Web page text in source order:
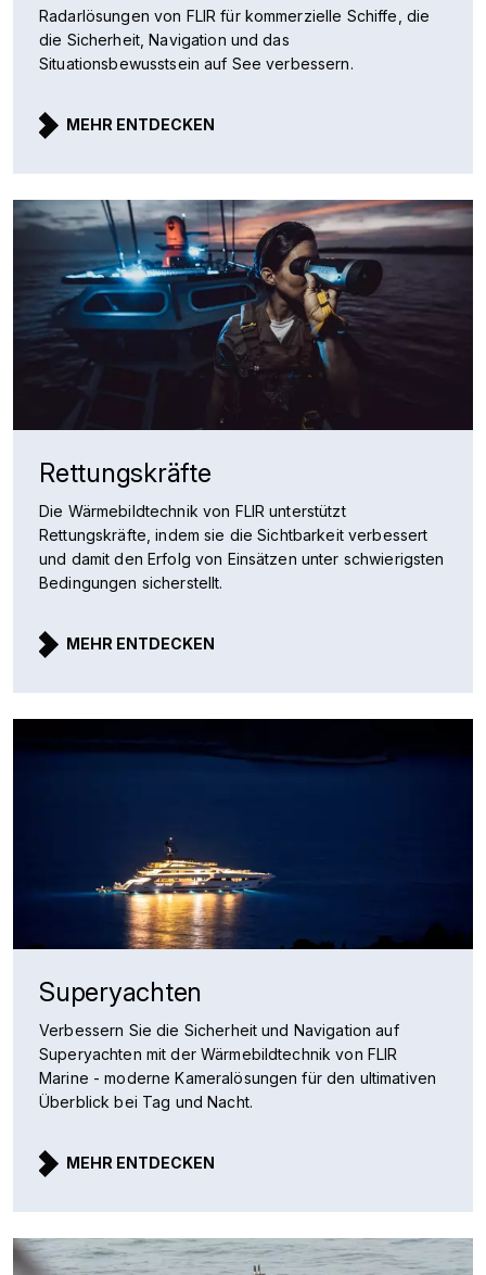
Radarlösungen von FLIR für kommerzielle Schiffe, die
die Sicherheit, Navigation und das
Situationsbewusstsein auf See verbessern.
MEHR ENTDECKEN
Rettungskräfte
Die Wärmebildtechnik von FLIR unterstützt
Rettungskräfte, indem sie die Sichtbarkeit verbessert
und damit den Erfolg von Einsätzen unter schwierigsten
Bedingungen sicherstellt.
MEHR ENTDECKEN
Superyachten
Verbessern Sie die Sicherheit und Navigation auf
Superyachten mit der Wärmebildtechnik von FLIR
Marine - moderne Kameralösungen für den ultimativen
Überblick bei Tag und Nacht.
MEHR ENTDECKEN